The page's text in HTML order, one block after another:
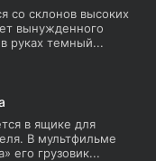
со склонов высоких
вынужденного
руках темный...
в ящике для
В мультфильме
его грузовик...